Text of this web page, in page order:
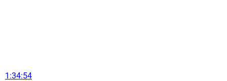
1:34:54